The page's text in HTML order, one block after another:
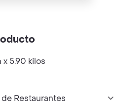
x 5.90 kilos
Restaurantes